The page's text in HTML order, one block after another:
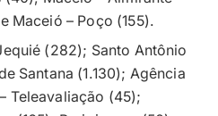
Maceió – Poço (155).
(282); Santo Antônio
Santana (1.130); Agência
Teleavaliação (45);